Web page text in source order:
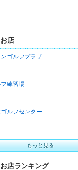
店
ンゴルフプラザ
練習場
ルフセンター
もっと見る
店ランキング